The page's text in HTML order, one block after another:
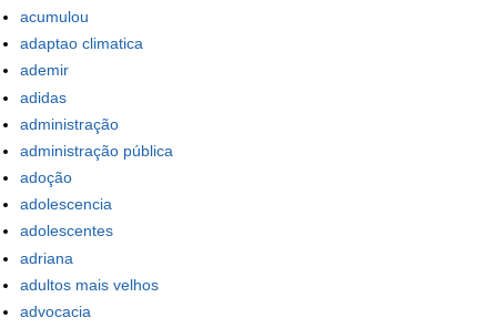
acumulou
adaptao climatica
ademir
adidas
administração
administração pública
adoção
adolescencia
adolescentes
adriana
adultos mais velhos
advocacia